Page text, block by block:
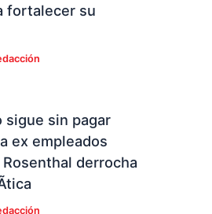
fortalecer su
sigue sin pagar
ex empleados
derrocha